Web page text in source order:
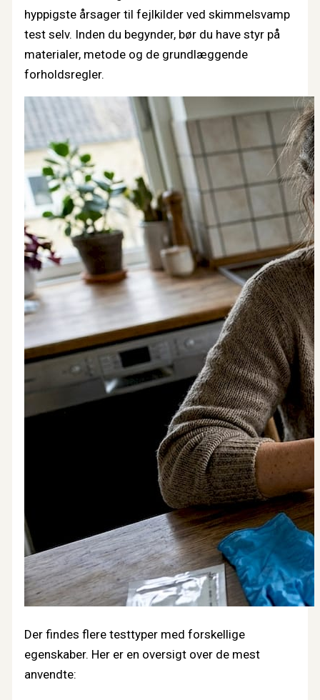
hyppigste årsager til fejlkilder ved skimmelsvamp
test selv. Inden du begynder, bør du have styr på
materialer, metode og de grundlæggende
forholdsregler.
Der findes flere testtyper med forskellige
egenskaber. Her er en oversigt over de mest
anvendte: